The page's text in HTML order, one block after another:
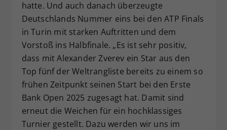
hatte. Und auch danach überzeugte
Deutschlands Nummer eins bei den ATP Finals
in Turin mit starken Auftritten und dem
Vorstoß ins Halbfinale. „Es ist sehr positiv,
dass mit Alexander Zverev ein Star aus den
Top fünf der Weltrangliste bereits zu einem so
frühen Zeitpunkt seinen Start bei den Erste
Bank Open 2025 zugesagt hat. Damit sind
erneut die Weichen für ein hochklassiges
Turnier gestellt. Dazu werden wir uns im